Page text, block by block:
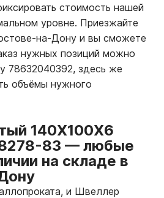
стоимость нашей
уровне. Приезжайте
на-Дону и вы сможете
нужных позиций можно
78632040392, здесь же
объёмы нужного
140Х100Х6
83 — любые
на складе в
и Швеллер